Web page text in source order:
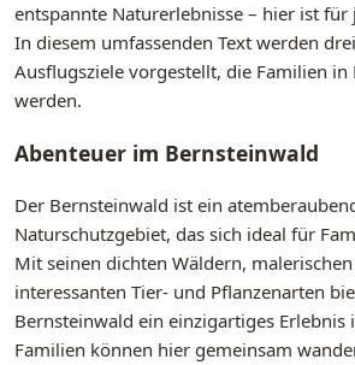
entspannte Naturerlebnisse – hier ist für
In diesem umfassenden Text werden
Ausflugsziele vorgestellt, die Familien in
werden.
Abenteuer im Bernsteinwald
Der Bernsteinwald ist ein
Naturschutzgebiet, das sich ideal für
Mit seinen dichten Wäldern,
interessanten Tier- und Pflanzenarten
Bernsteinwald ein einzigartiges Erlebnis
Familien können hier gemeinsam